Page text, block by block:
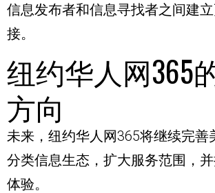
信息发布者和信息寻找者之间建
接。
纽约华人网365
方向
未来，纽约华人网365将继续完善
分类信息生态，扩大服务范围，
体验。